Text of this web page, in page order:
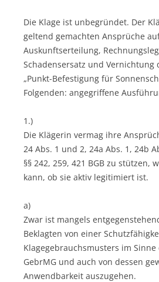
Die Klage ist unbegründet. Der
geltend gemachten Ansprüche
Auskunftserteilung,
Schadensersatz und Vernichtung
„Punkt-Befestigung für
Folgenden: angegriffene
1.)
Die Klägerin vermag ihre
24 Abs. 1 und 2, 24a Abs. 1, 24b
§§ 242, 259, 421 BGB zu stützen,
kann, ob sie aktiv legitimiert ist.
a)
Zwar ist mangels
Beklagten von einer
Klagegebrauchsmusters im Sinne
GebrMG und auch von dessen
Anwendbarkeit auszugehen.